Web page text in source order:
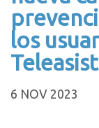
los
6 NOV 2023